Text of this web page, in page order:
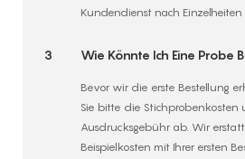
Kundendienst nach Einzelheiten
3 Wie Könnte Ich Eine Probe
Bevor wir die erste Bestellung
Sie bitte die Stichprobenkosten
Ausdrucksgebühr ab. Wir
Beispielkosten mit Ihrer ersten